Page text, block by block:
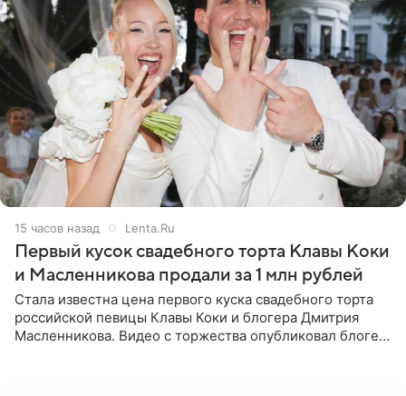
15 часов назад Lenta.Ru
Первый кусок свадебного торта Клавы Коки
и Масленникова продали за 1 млн рублей
Стала известна цена первого куска свадебного торта
российской певицы Клавы Коки и блогера Дмитрия
Масленникова. Видео с торжества опубликовал блогер